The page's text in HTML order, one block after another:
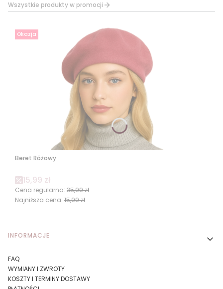
Wszystkie produkty w promocji
Okazja
Beret Różowy
Cena promocyjna
15,99 zł
Cena regularna: 35,99 zł
Najniższa cena: 15,99 zł
Linki w stopce
INFORMACJE
FAQ
WYMIANY I ZWROTY
KOSZTY I TERMINY DOSTAWY